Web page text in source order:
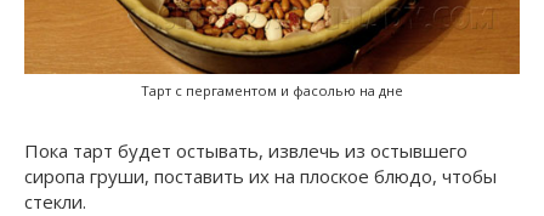
Тарт с пергаментом и фасолью на дне
Пока тарт будет остывать, извлечь из остывшего
сиропа груши, поставить их на плоское блюдо, чтобы
стекли.